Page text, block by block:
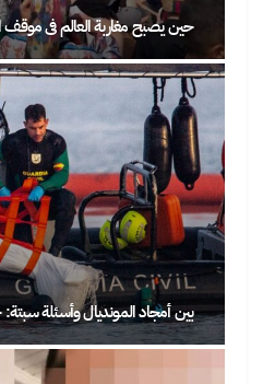
حين يصبح مغاربة العالم في موقف
بين أمجاد المونديال وأسئلة